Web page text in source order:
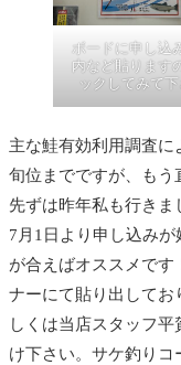
ボードに申し込
内など貼ります
ックしてみて下
主な鮭有効利用調査
旬位までですが、もう
先ずは昨年私も行きま
7月1日より申し込み
が合えばオススメで
ナーにて貼り出してお
しくは当店スタッフ
け下さい。サケ釣りコ